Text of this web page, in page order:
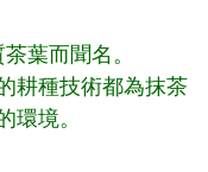
葉而聞名。
耕種技術都為抹茶
環境。